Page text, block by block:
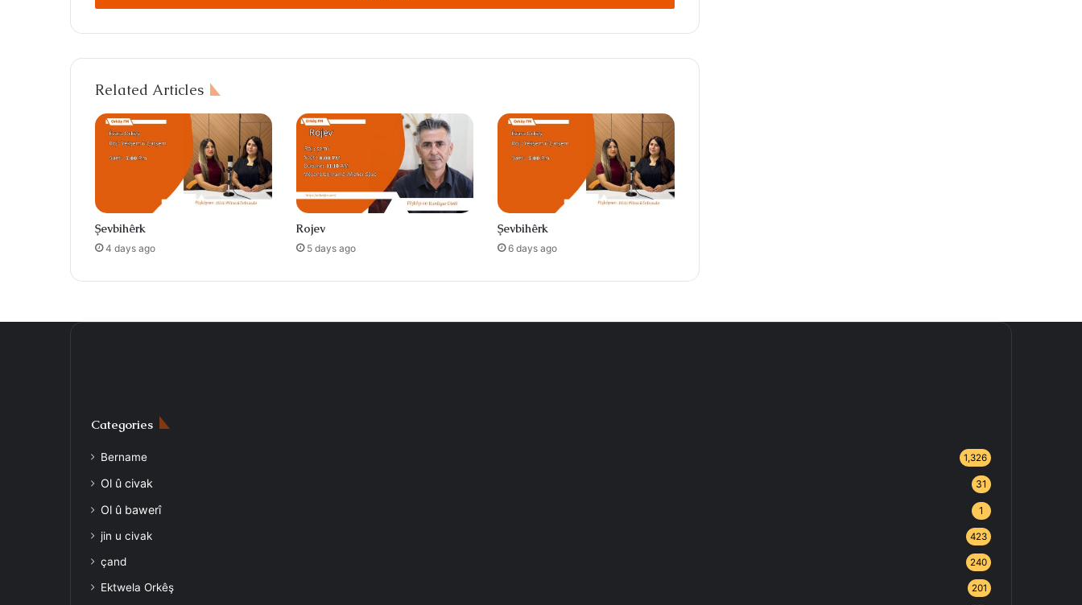
Related Articles
Şevbihêrk
4 days ago
Rojev
5 days ago
Şevbihêrk
6 days ago
Categories
Bername 1,326
Ol û civak 31
Ol û bawerî 1
jin u civak 423
çand 240
Ektwela Orkêş 201